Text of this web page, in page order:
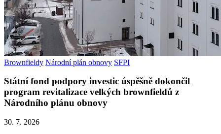
Brownfieldy Národní plán obnovy SFPI
Státní fond podpory investic úspěšně dokončil
program revitalizace velkých brownfieldů z
Národního plánu obnovy
30. 7. 2026